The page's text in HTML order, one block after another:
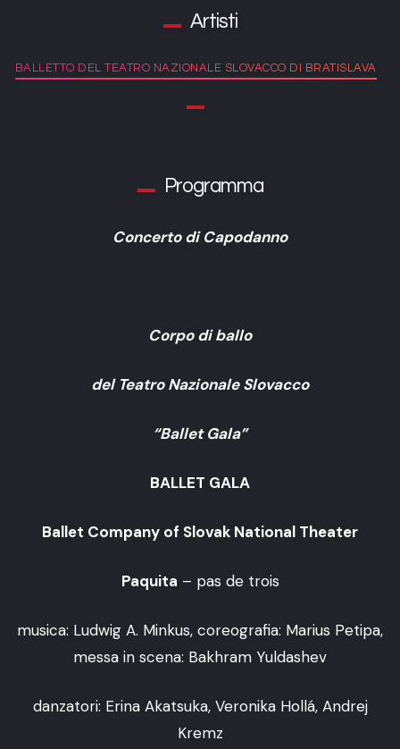
Artisti
BALLETTO DEL TEATRO NAZIONALE SLOVACCO DI BRATISLAVA
Programma
Concerto di Capodanno
Corpo di ballo
del Teatro Nazionale Slovacco
“Ballet Gala”
BALLET GALA
Ballet Company of Slovak National Theater
Paquita – pas de trois
musica: Ludwig A. Minkus, coreografia: Marius Petipa,
messa in scena: Bakhram Yuldashev
danzatori: Erina Akatsuka, Veronika Hollá, Andrej
Kremz